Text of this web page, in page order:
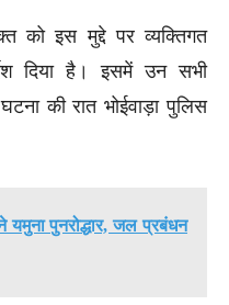
को इस मुद्दे पर व्यक्तिगत
दिया है। इसमें उन सभी
की रात भोईवाड़ा पुलिस
ने यमुना पुनरोद्धार, जल प्रबंधन